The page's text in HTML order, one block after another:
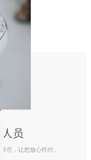
人员
尽，让您放心托付。